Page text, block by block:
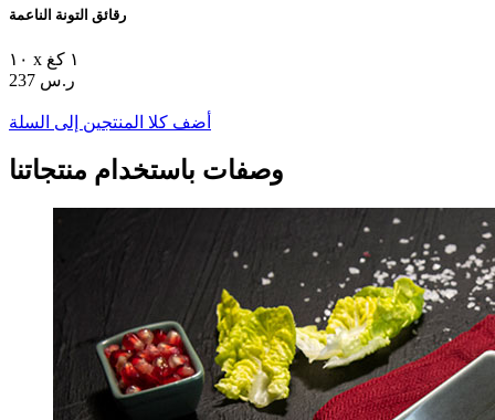
رقائق التونة الناعمة
١٠ x ١ كغ
237 ر.س
أضف كلا المنتجين إلى السلة
وصفات باستخدام منتجاتنا